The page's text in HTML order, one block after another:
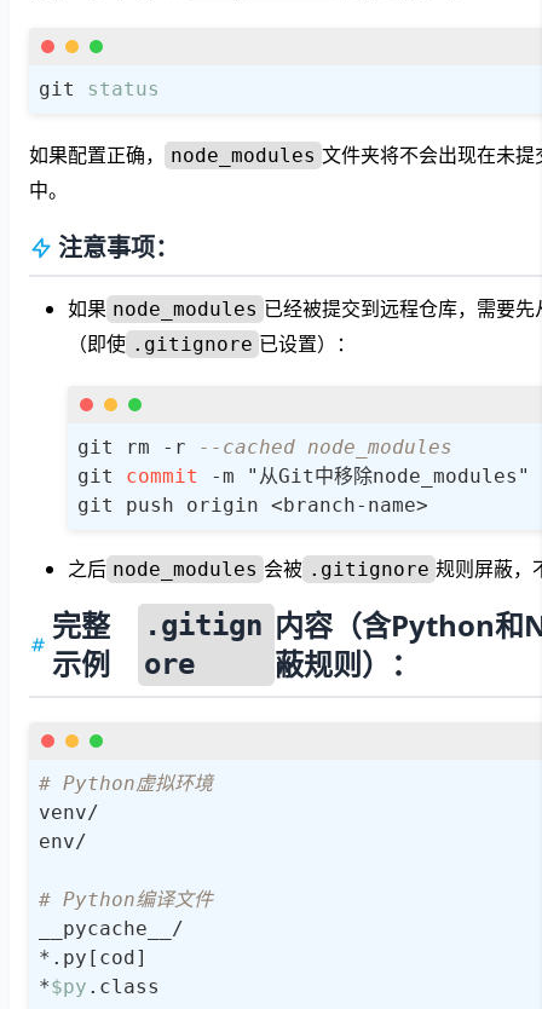
git status
如果配置正确， node_modules 文件夹将不会出现在未提
中。
注意事项：
如果 node_modules 已经被提交到远程仓库，需要
（即使 .gitignore 已设置）：
git rm - r
--cached node_modules
git commit -m "从Git中移除node_modules"
git push origin <branch- name>
之后 node_modules 会被 .gitignore 规则屏蔽，
完整
示例
.gitign
ore
内容（含Python和
蔽规则）：
# Python虚拟环境
venv/
env/
# Python编译文件
__pycache__/
*.py[cod]
*$py .class